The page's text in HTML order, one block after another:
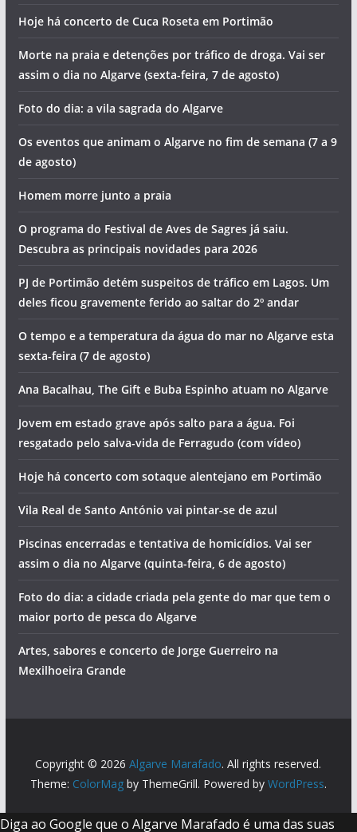
Hoje há concerto de Cuca Roseta em Portimão
Morte na praia e detenções por tráfico de droga. Vai ser
assim o dia no Algarve (sexta-feira, 7 de agosto)
Foto do dia: a vila sagrada do Algarve
Os eventos que animam o Algarve no fim de semana (7 a 9
de agosto)
Homem morre junto a praia
O programa do Festival de Aves de Sagres já saiu.
Descubra as principais novidades para 2026
PJ de Portimão detém suspeitos de tráfico em Lagos. Um
deles ficou gravemente ferido ao saltar do 2º andar
O tempo e a temperatura da água do mar no Algarve esta
sexta-feira (7 de agosto)
Ana Bacalhau, The Gift e Buba Espinho atuam no Algarve
Jovem em estado grave após salto para a água. Foi
resgatado pelo salva-vida de Ferragudo (com vídeo)
Hoje há concerto com sotaque alentejano em Portimão
Vila Real de Santo António vai pintar-se de azul
Piscinas encerradas e tentativa de homicídios. Vai ser
assim o dia no Algarve (quinta-feira, 6 de agosto)
Foto do dia: a cidade criada pela gente do mar que tem o
maior porto de pesca do Algarve
Artes, sabores e concerto de Jorge Guerreiro na
Mexilhoeira Grande
Copyright © 2026Algarve Marafado. All rights reserved.
Theme: ColorMagby ThemeGrill. Powered by WordPress.
Diga ao Google que o Algarve Marafado é uma das suas